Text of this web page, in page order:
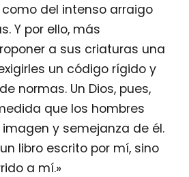
del intenso arraigo
Y por ello, más
a sus criaturas una
un código rígido y
normas. Un Dios, pues,
que los hombres
y semejanza de él.
libro escrito por mí, sino
a mí.»